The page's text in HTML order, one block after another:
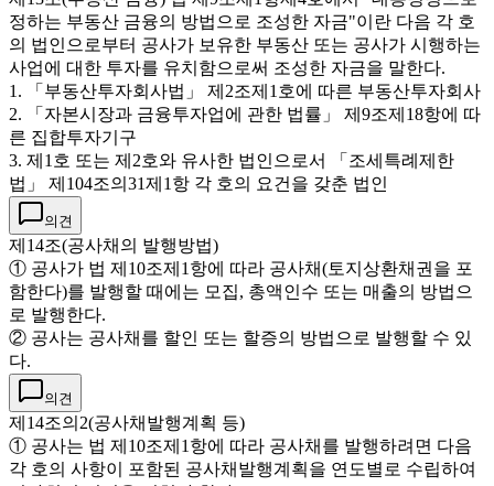
정하는 부동산 금융의 방법으로 조성한 자금"이란 다음 각 호
의 법인으로부터 공사가 보유한 부동산 또는 공사가 시행하는
사업에 대한 투자를 유치함으로써 조성한 자금을 말한다.
1. 「부동산투자회사법」 제2조제1호에 따른 부동산투자회사
2. 「자본시장과 금융투자업에 관한 법률」 제9조제18항에 따
른 집합투자기구
3. 제1호 또는 제2호와 유사한 법인으로서 「조세특례제한
법」 제104조의31제1항 각 호의 요건을 갖춘 법인
의견
제14조(공사채의 발행방법)
① 공사가 법 제10조제1항에 따라 공사채(토지상환채권을 포
함한다)를 발행할 때에는 모집, 총액인수 또는 매출의 방법으
로 발행한다.
② 공사는 공사채를 할인 또는 할증의 방법으로 발행할 수 있
다.
의견
제14조의2(공사채발행계획 등)
① 공사는 법 제10조제1항에 따라 공사채를 발행하려면 다음
각 호의 사항이 포함된 공사채발행계획을 연도별로 수립하여